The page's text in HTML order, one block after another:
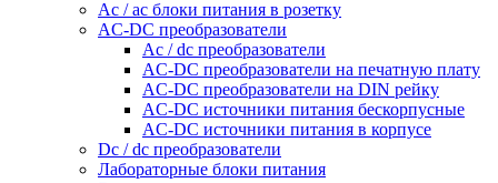
Ac / ac блоки питания в розетку
AC-DC преобразователи
Ac / dc преобразователи
AC-DC преобразователи на печатную плату
AC-DC преобразователи на DIN рейку
AC-DC источники питания бескорпусные
AC-DC источники питания в корпусе
Dc / dc преобразователи
Лабораторные блоки питания